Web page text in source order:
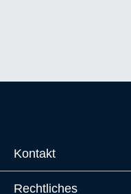
Kontakt
Rechtliches